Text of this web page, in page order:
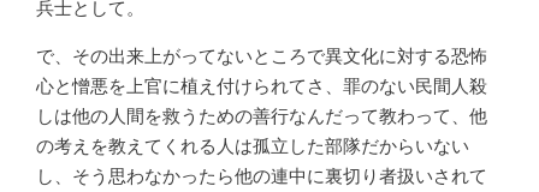
兵士として。
で、その出来上がってないところで異文化に対する恐怖
心と憎悪を上官に植え付けられてさ、罪のない民間人殺
しは他の人間を救うための善行なんだって教わって、他
の考えを教えてくれる人は孤立した部隊だからいない
し、そう思わなかったら他の連中に裏切り者扱いされて